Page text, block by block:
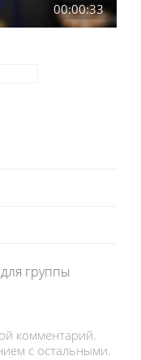
00:00:33
группы
комментарий.
с остальными.